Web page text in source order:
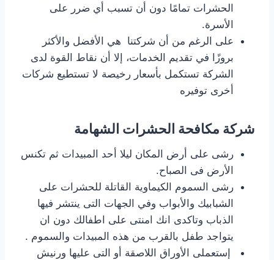
الحشرات تمامًا دون أن تسبب أي ضرر على
الأسرة.
على الرغم من أن شركتنا هي الأفضل والأكثر
بروزًا في تقديم الخدمات، إلا أن نقاط القوة لدى
الشركة تستكمل بأسعار رخيصة لا تستطيع شركات
أخرى توفيره
شركة مكافحة الحشرات الشهامة
رشى على أرض المكان ليلا أحد المبيدات ثم تكنس
الأرض فى الصباح.
رشى السموم الكيماوية القاتلة للحشرات على
الشبابيك والأبواب وفي الجهات التى ينتشر فيها
الذباب وتاكدى انك امنتى على اطفالك دون ان
يتواجد طفل بالقرب من هذه المبيدات والسموم .
إستعملى الأوراق اللاصقة أو التى عليها ورنيش